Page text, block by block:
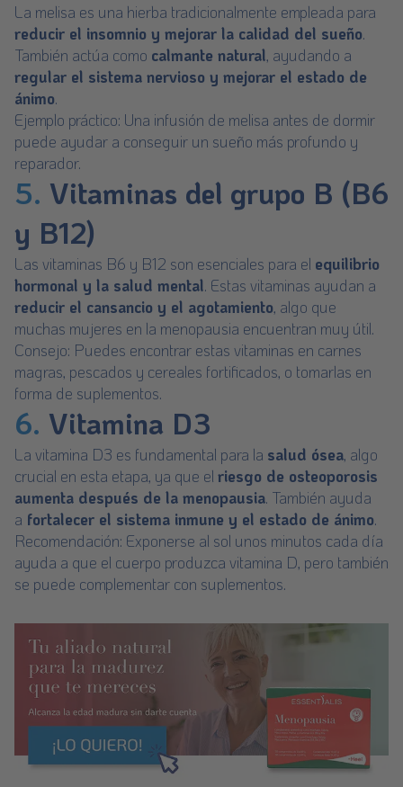
La melisa es una hierba tradicionalmente empleada para
reducir el insomnio y mejorar la calidad del sueño.
También actúa como calmante natural, ayudando a
regular el sistema nervioso y mejorar el estado de
ánimo.
Ejemplo práctico: Una infusión de melisa antes de dormir
puede ayudar a conseguir un sueño más profundo y
reparador.
5. Vitaminas del grupo B (B6
y B12)
Las vitaminas B6 y B12 son esenciales para el equilibrio
hormonal y la salud mental. Estas vitaminas ayudan a
reducir el cansancio y el agotamiento, algo que
muchas mujeres en la menopausia encuentran muy útil.
Consejo: Puedes encontrar estas vitaminas en carnes
magras, pescados y cereales fortificados, o tomarlas en
forma de suplementos.
6. Vitamina D3
La vitamina D3 es fundamental para la salud ósea, algo
crucial en esta etapa, ya que el riesgo de osteoporosis
aumenta después de la menopausia. También ayuda
a fortalecer el sistema inmune y el estado de ánimo.
Recomendación: Exponerse al sol unos minutos cada día
ayuda a que el cuerpo produzca vitamina D, pero también
se puede complementar con suplementos.